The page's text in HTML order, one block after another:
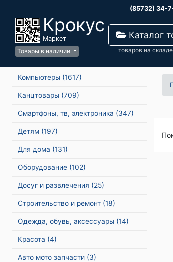
(85732) 34-
Крокус
Маркет
Товары в наличии
Каталог
товаров на
Компьютеры (1617)
Канцтовары (709)
Смартфоны, тв, электроника (347)
Детям (197)
Для дома (131)
Оборудование (102)
Досуг и развлечения (25)
Строительство и ремонт (18)
Одежда, обувь, аксессуары (14)
Красота (4)
Авто мото запчасти (3)